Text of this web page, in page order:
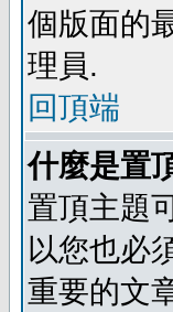
個版面的
理員.
回頂端
什麼是置
置頂主題
以您也必
重要的文